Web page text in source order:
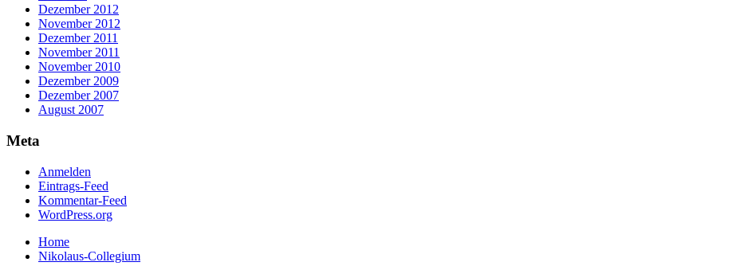
Dezember 2012
November 2012
Dezember 2011
November 2011
November 2010
Dezember 2009
Dezember 2007
August 2007
Meta
Anmelden
Eintrags-Feed
Kommentar-Feed
WordPress.org
Home
Nikolaus-Collegium